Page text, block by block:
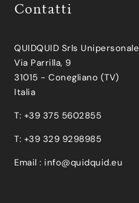
Contatti
QUIDQUID Srls Unipersonale
Via Parrilla, 9
31015 - Conegliano (TV)
Italia
T: +39 375 5602855
T: +39 329 9298985
Email : info@quidquid.eu